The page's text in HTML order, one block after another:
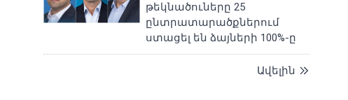
թեկնածուները 25
ընտրատարածքներում
ստացել են ձայների 100%-ը
Ավելին